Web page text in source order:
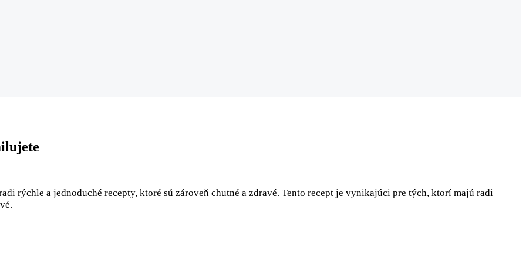
rýchle a jednoduché recepty, ktoré sú zároveň chutné a zdravé. Tento recept je vynikajúci pre tých, ktorí majú radi